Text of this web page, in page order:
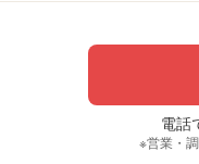
電話
※営業・